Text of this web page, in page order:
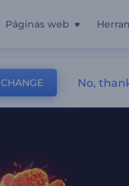
Páginas web
CHANGE No,